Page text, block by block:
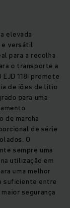
elevada
e versátil
para a recolha
o transporte a
118i promete
de iões de lítio
para uma
de marcha
de série
O
sempre uma
utilização em
uma melhor
suficiente entre
segurança